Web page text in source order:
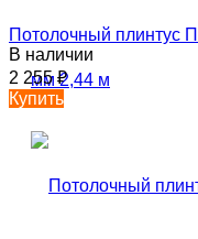
Потолочный плинтус
В наличии
2 255₽
Купить